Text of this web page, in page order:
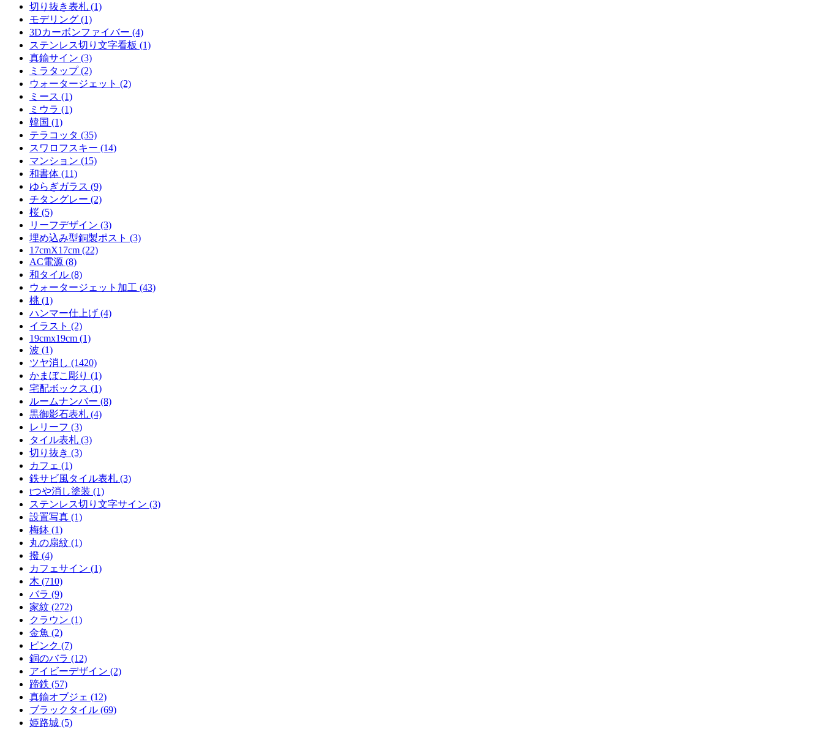
切り抜き表札 (1)
モデリング (1)
3Dカーボンファイバー (4)
ステンレス切り文字看板 (1)
真鍮サイン (3)
ミラタップ (2)
ウォータージェット (2)
ミース (1)
ミウラ (1)
韓国 (1)
テラコッタ (35)
スワロフスキー (14)
マンション (15)
和書体 (11)
ゆらぎガラス (9)
チタングレー (2)
桜 (5)
リーフデザイン (3)
埋め込み型銅製ポスト (3)
17cmX17cm (22)
AC電源 (8)
和タイル (8)
ウォータージェット加工 (43)
桃 (1)
ハンマー仕上げ (4)
イラスト (2)
19cmx19cm (1)
波 (1)
ツヤ消し (1420)
かまぼこ彫り (1)
宅配ボックス (1)
ルームナンバー (8)
黒御影石表札 (4)
レリーフ (3)
タイル表札 (3)
切り抜き (3)
カフェ (1)
鉄サビ風タイル表札 (3)
tつや消し塗装 (1)
ステンレス切り文字サイン (3)
設置写真 (1)
梅鉢 (1)
丸の扇紋 (1)
撥 (4)
カフェサイン (1)
木 (710)
バラ (9)
家紋 (272)
クラウン (1)
金魚 (2)
ピンク (7)
銅のバラ (12)
アイビーデザイン (2)
蹄鉄 (57)
真鍮オブジェ (12)
ブラックタイル (69)
姫路城 (5)